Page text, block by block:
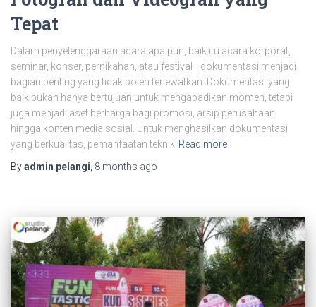
Tepat
Dalam penyelenggaraan acara apa pun, baik itu acara korporat,
seminar, konser, pernikahan, atau festival—dokumentasi menjadi
bagian penting yang tidak boleh terlewatkan. Dokumentasi yang
baik bukan hanya bertujuan untuk mengabadikan momen, tetapi
juga menjadi aset berharga bagi promosi, arsip perusahaan,
hingga konten media sosial. Untuk menghasilkan dokumentasi
yang berkualitas, pemanfaatan teknik Read more
Byadmin pelangi 8 months ago